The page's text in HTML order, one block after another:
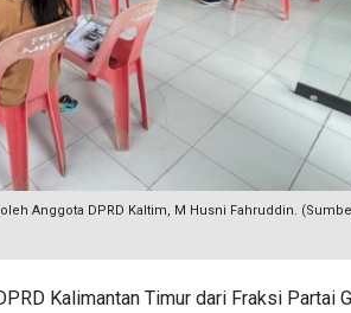
Anggota DPRD Kaltim, M Husni Fahruddin.
Kalimantan Timur dari Fraksi Partai